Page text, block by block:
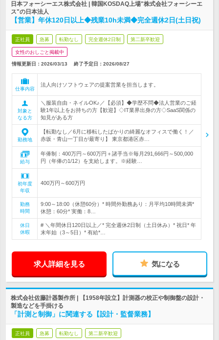
日本フォーシーエス株式会社 | 韓国KOSDAQ上場"株式会社フォーシーエ
ス"の日本法人
【営業】年休120日以上◆残業10h未満◆完全週休2日(土日祝)
正社員 急募 転勤なし 完全週休2日制 第二新卒歓迎
女性のおしごと掲載中
情報更新日：2026/03/13 終了予定日： 2026/08/27
仕事内容
法人向けソフトウェアの提案営業を担当します。
対象と
なる方
＼服装自由・ネイルOK♪／【必須】◆学歴不問◆法人営業のご経
験1年以上をお持ちの方【歓迎】◇IT業界出身の方◇SaaS関係の
知見がある方
勤務地
【転勤なし／6月に移転したばかりの綺麗なオフィスで働く！／
赤坂・青山一丁目が最寄り】 東京都港区赤…
給与
年俸制：400万円～600万円＋諸手当※毎月291,666円～500,000
円（年俸の1/12）を支給します。※経験…
初年度
年収
400万円～600万円
勤務
時間
9:00～18:00（休憩60分）* 時間外勤務あり：月平均10時間未満*
休憩：60分* 実働：8…
休日
休暇
# ＼年間休日120日以上／* 完全週休2日制（土日休み）* 祝日* 年
末年始（3～5日）* 有給*…
求人詳細を見る 気になる
株式会社佐藤計器製作所 | 【1958年設立】計測器の校正や制御盤の設計・
製造などを手掛ける
「計測と制御」に関連する【設計・監督業務】
正社員 急募 転勤なし 第二新卒歓迎